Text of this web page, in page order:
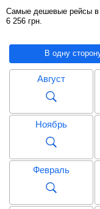
Самые дешевые рейсы в
6 256 грн
В одну
Август
Ноябрь
Февраль